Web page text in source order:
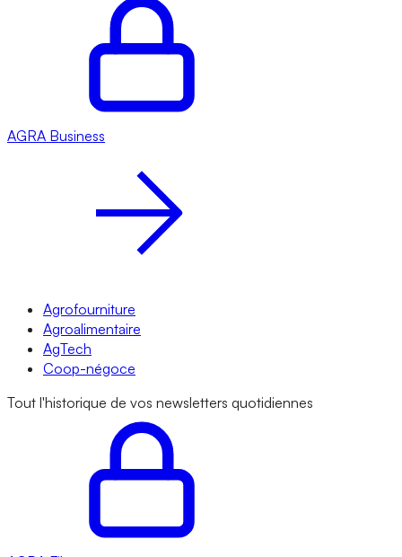
AGRA Business
Agrofourniture
Agroalimentaire
AgTech
Coop-négoce
Tout l'historique de vos newsletters quotidiennes